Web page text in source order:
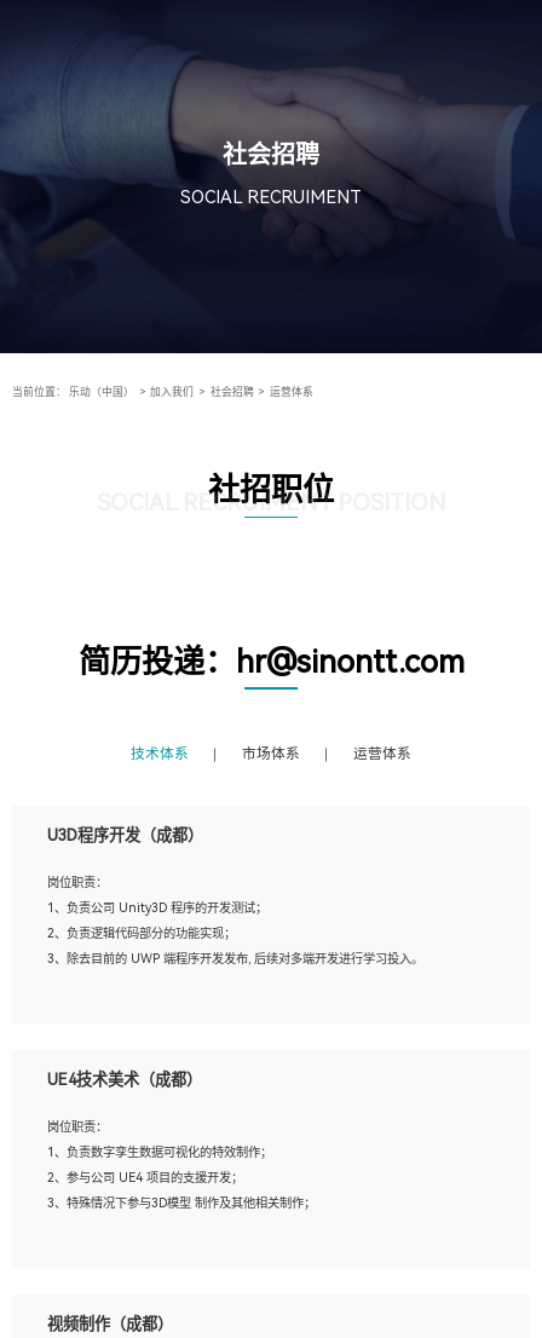
社会招聘
SOCIAL RECRUIMENT
当前位置： 乐动（中国） > 加入我们 > 社会招聘 > 运营体系
社招职位
SOCIAL RECRUIMENT POSITION
简历投递：hr@sinontt.com
技术体系 市场体系 运营体系
U3D程序开发（成都）
岗位职责：
1、负责公司 Unity3D 程序的开发测试；
2、负责逻辑代码部分的功能实现；
3、除去目前的 UWP 端程序开发发布, 后续对多端开发进行学习投入。
2、熟练掌握 Unity3D 程序开发，精通 C# 语言开发；
4、有良好的沟通能力和团队合作意识；
5、开发过 HoloLens 程序者优先。
UE4技术美术（成都）
岗位职责：
1、负责数字孪生数据可视化的特效制作；
2、参与公司 UE4 项目的支援开发；
3、特殊情况下参与3D模型 制作及其他相关制作；
上；
视频制作（成都）